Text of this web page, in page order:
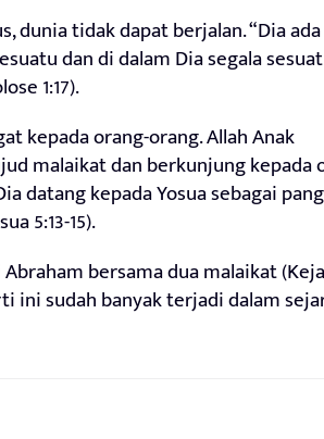
dunia tidak dapat berjalan. “Dia ada
dan di dalam Dia segala
1:17).
kepada orang-orang. Allah Anak
malaikat dan berkunjung kepada
datang kepada Yosua sebagai
5:13-15).
bersama dua malaikat
ini sudah banyak terjadi dalam